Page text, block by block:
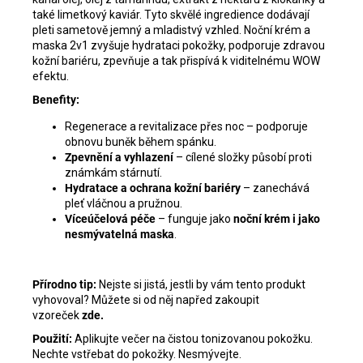
také limetkový kaviár. Tyto skvělé ingredience dodávají
pleti sametově jemný a mladistvý vzhled. Noční krém a
maska 2v1 zvyšuje hydrataci pokožky, podporuje zdravou
kožní bariéru, zpevňuje a tak přispívá k viditelnému WOW
efektu.
Benefity:
Regenerace a revitalizace přes noc – podporuje
obnovu buněk během spánku.
Zpevnění a vyhlazení– cílené složky působí proti
známkám stárnutí.
Hydratace a ochrana kožní bariéry – zanechává
pleť vláčnou a pružnou.
Víceúčelová péče – funguje jako noční krém i jako
nesmývatelná maska.
Přírodno tip: Nejste si jistá, jestli by vám tento produkt
vyhovoval? Můžete si od něj napřed zakoupit
vzorečekzde.
Použití: Aplikujte večer na čistou tonizovanou pokožku.
Nechte vstřebat do pokožky. Nesmývejte.